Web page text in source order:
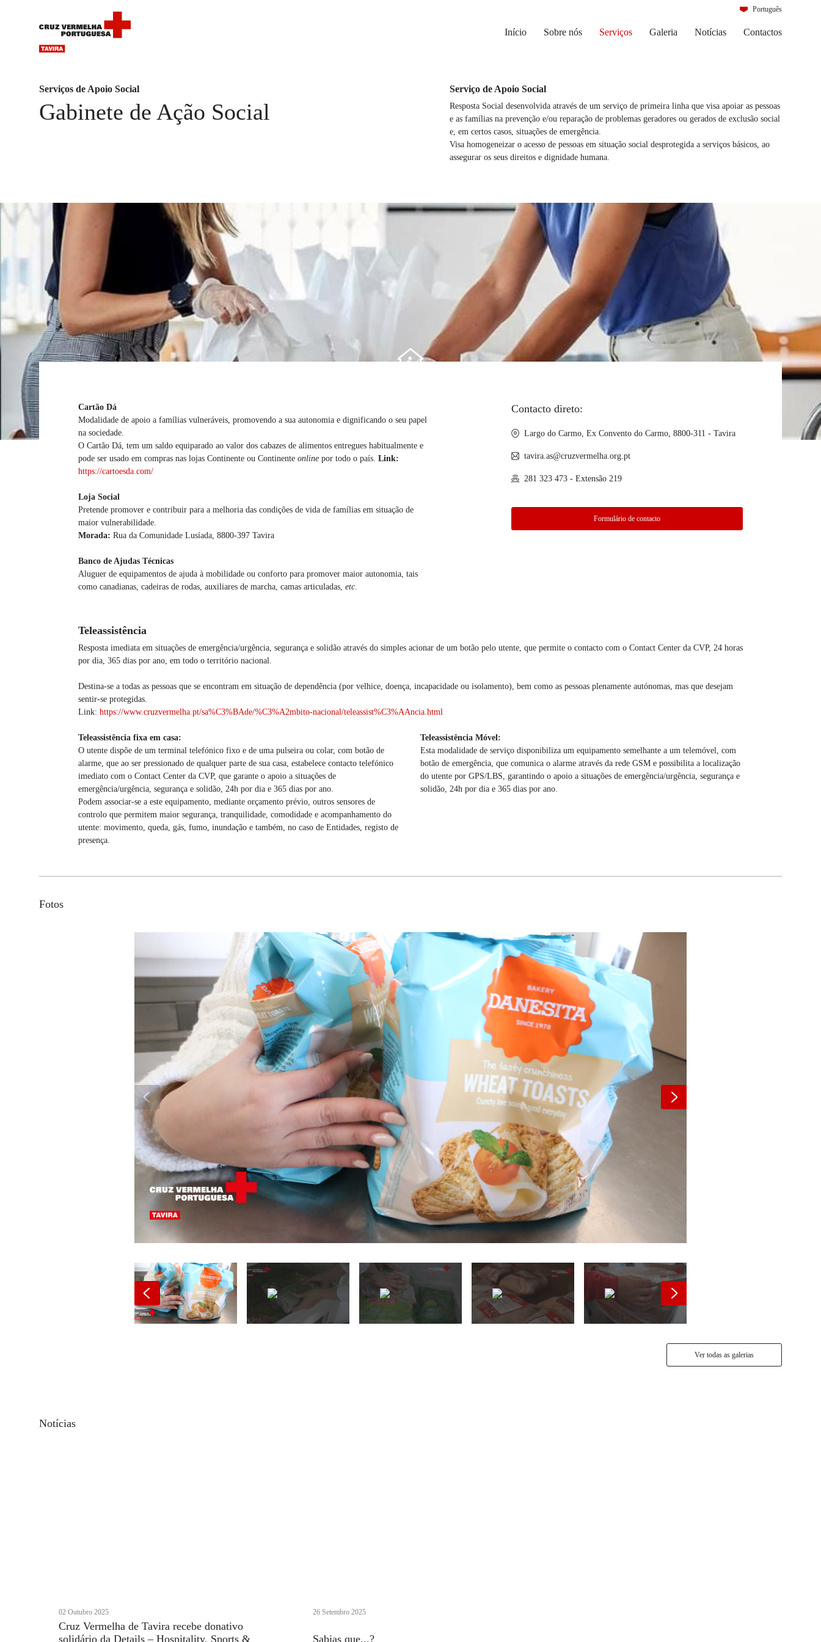
Início Sobre nós Serviços Galeria Notícias Contactos
Português
Italiano
Serviços de Apoio Social
Gabinete de Ação Social
Serviço de Apoio Social
Resposta Social desenvolvida através de um serviço de primeira linha que visa apoiar as pessoas
e as famílias na prevenção e/ou reparação de problemas geradores ou gerados de exclusão social
e, em certos casos, situações de emergência.
Visa homogeneizar o acesso de pessoas em situação social desprotegida a serviços básicos, ao
assegurar os seus direitos e dignidade humana.
Cartão Dá
Modalidade de apoio a famílias vulneráveis, promovendo a sua autonomia e dignificando o seu papel
na sociedade.
O Cartão Dá, tem um saldo equiparado ao valor dos cabazes de alimentos entregues habitualmente e
pode ser usado em compras nas lojas Continente ou Continente online por todo o país. Link:
https://cartoesda.com/
Loja Social
Pretende promover e contribuir para a melhoria das condições de vida de famílias em situação de
maior vulnerabilidade.
Morada: Rua da Comunidade Lusíada, 8800-397 Tavira
Banco de Ajudas Técnicas
Aluguer de equipamentos de ajuda à mobilidade ou conforto para promover maior autonomia, tais
como canadianas, cadeiras de rodas, auxiliares de marcha, camas articuladas, etc.
Contacto direto:
Largo do Carmo, Ex Convento do Carmo, 8800-311 - Tavira
tavira.as@cruzvermelha.org.pt
281 323 473 - Extensão 219
Formulário de contacto
Teleassistência
Resposta imediata em situações de emergência/urgência, segurança e solidão através do simples acionar de um botão pelo utente, que permite o contacto com o Contact Center da CVP, 24 horas
por dia, 365 dias por ano, em todo o território nacional.
Destina-se a todas as pessoas que se encontram em situação de dependência (por velhice, doença, incapacidade ou isolamento), bem como as pessoas plenamente autónomas, mas que desejam
sentir-se protegidas.
Link: https://www.cruzvermelha.pt/sa%C3%BAde/%C3%A2mbito-nacional/teleassist%C3%AAncia.html
Teleassistência fixa em casa:
O utente dispõe de um terminal telefónico fixo e de uma pulseira ou colar, com botão de
alarme, que ao ser pressionado de qualquer parte de sua casa, estabelece contacto telefónico
imediato com o Contact Center da CVP, que garante o apoio a situações de
emergência/urgência, segurança e solidão, 24h por dia e 365 dias por ano.
Podem associar-se a este equipamento, mediante orçamento prévio, outros sensores de
controlo que permitem maior segurança, tranquilidade, comodidade e acompanhamento do
utente: movimento, queda, gás, fumo, inundação e também, no caso de Entidades, registo de
presença.
Teleassistência Móvel:
Esta modalidade de serviço disponibiliza um equipamento semelhante a um telemóvel, com
botão de emergência, que comunica o alarme através da rede GSM e possibilita a localização
do utente por GPS/LBS, garantindo o apoio a situações de emergência/urgência, segurança e
solidão, 24h por dia e 365 dias por ano.
Fotos
Ver todas as galerias
Notícias
02 Outubro 2025
Cruz Vermelha de Tavira recebe donativo
solidário da Details – Hospitality, Sports &
26 Setembro 2025
Sabias que...?